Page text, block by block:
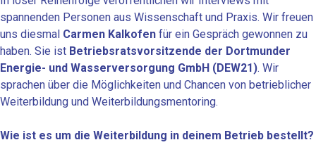
spannenden Personen aus Wissenschaft und Praxis. Wir freuen
uns diesmal Carmen Kalkofen für ein Gespräch gewonnen zu
haben. Sie ist Betriebsratsvorsitzende der Dortmunder
Energie- und Wasserversorgung GmbH (DEW21). Wir
sprachen über die Möglichkeiten und Chancen von betrieblicher
Weiterbildung und Weiterbildungsmentoring.
Wie ist es um die Weiterbildung in deinem Betrieb bestellt?